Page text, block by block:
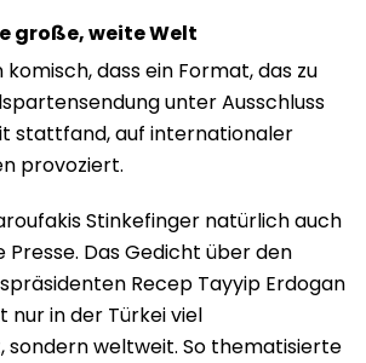
große, weite Welt
komisch, dass ein Format, das zu
unter Ausschluss
stattfand, auf internationaler
provoziert.
Stinkefinger natürlich auch
Presse. Das Gedicht über den
Recep Tayyip Erdogan
in der Türkei viel
sondern weltweit. So thematisierte